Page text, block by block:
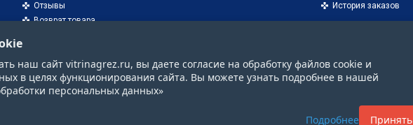
Отзывы
Возврат товара
История заказов
наш сайт vitrinagrez.ru, вы даете согласие на обработку файлов cookie и
в целях функционирования сайта. Вы можете узнать подробнее в нашей
персональных данных»
Подробнее Принять